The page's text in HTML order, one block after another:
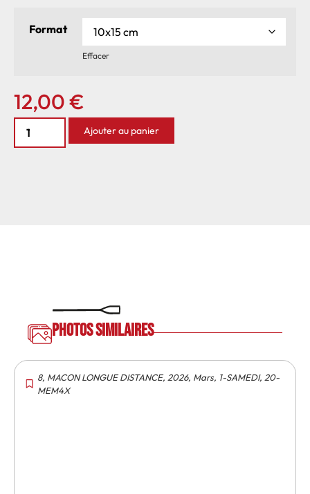
Format
Effacer
12,00€
Ajouter au panier
Photos similaires
8, MACON LONGUE DISTANCE, 2026, Mars, 1-SAMEDI, 20-
MEM4X